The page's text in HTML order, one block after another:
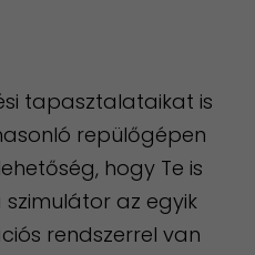
tapasztalataikat is
repülőgépen
hogy Te is
szimulátor az egyik
rendszerrel van